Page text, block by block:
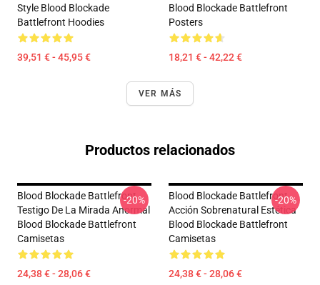
Style Blood Blockade
Battlefront Hoodies
39,51 € - 45,95 €
Blood Blockade Battlefront
Posters
18,21 € - 42,22 €
VER MÁS
Productos relacionados
Blood Blockade Battlefront
Testigo De La Mirada Anormal
Blood Blockade Battlefront
Camisetas
24,38 € - 28,06 €
-20%
Blood Blockade Battlefront
Acción Sobrenatural Estética
Blood Blockade Battlefront
Camisetas
24,38 € - 28,06 €
-20%